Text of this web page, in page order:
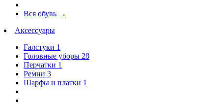
Вся обувь →
Аксессуары
Галстуки 1
Головные уборы 28
Перчатки 1
Ремни 3
Шарфы и платки 1